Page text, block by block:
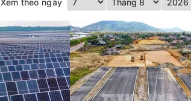
Xem theo ngày